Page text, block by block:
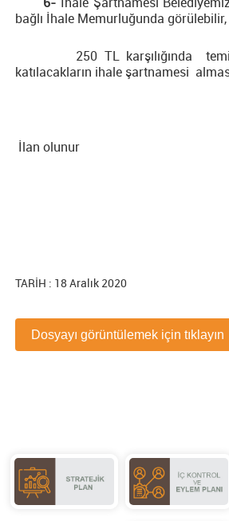
bağlı İhale Memurluğunda görülebilir,
250 TL karşılığında temin
katılacakların ihale şartnamesi
İlan olunur
TARİH : 18 Aralık 2020
Dosyayı görüntülemek için tıklayın